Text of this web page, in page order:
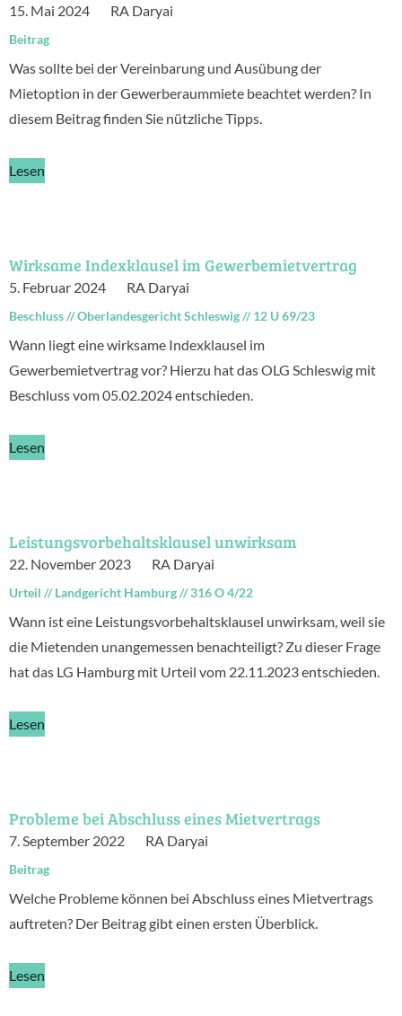
15. Mai 2024 RA Daryai
Beitrag
Was sollte bei der Vereinbarung und Ausübung der
Mietoption in der Gewerberaummiete beachtet werden? In
diesem Beitrag finden Sie nützliche Tipps.
Lesen
Wirksame Indexklausel im Gewerbemietvertrag
5. Februar 2024 RA Daryai
Beschluss//Oberlandesgericht Schleswig//12 U 69/23
Wann liegt eine wirksame Indexklausel im
Gewerbemietvertrag vor? Hierzu hat das OLG Schleswig mit
Beschluss vom 05.02.2024 entschieden.
Lesen
Leistungsvorbehaltsklausel unwirksam
22. November 2023 RA Daryai
Urteil //Landgericht Hamburg//316 O 4/22
Wann ist eine Leistungsvorbehaltsklausel unwirksam, weil sie
die Mietenden unangemessen benachteiligt? Zu dieser Frage
hat das LG Hamburg mit Urteil vom 22.11.2023 entschieden.
Lesen
Probleme bei Abschluss eines Mietvertrags
7. September 2022 RA Daryai
Beitrag
Welche Probleme können bei Abschluss eines Mietvertrags
auftreten? Der Beitrag gibt einen ersten Überblick.
Lesen